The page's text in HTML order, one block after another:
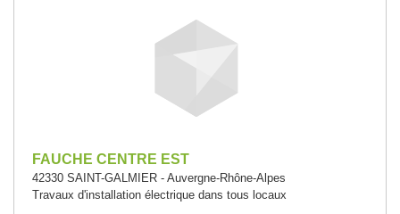
FAUCHE CENTRE EST
42330 SAINT-GALMIER - Auvergne-Rhône-Alpes
Travaux d'installation électrique dans tous locaux